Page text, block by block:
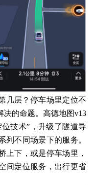
几层？停车场里定位不
决的命题。高德地图v13
技术”，升级了隧道导
列不同场景下的服务。
上下，或是停车场里，
间定位服务，出行更省